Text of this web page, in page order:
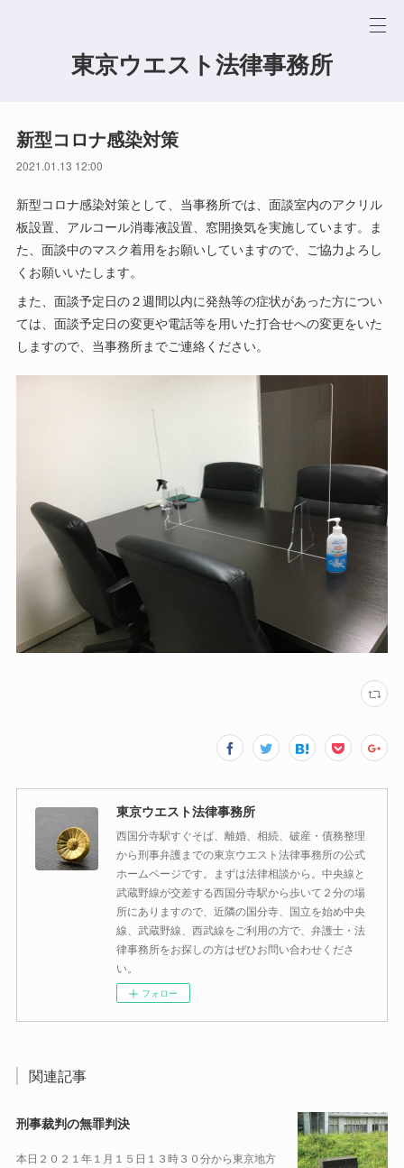
東京ウエスト法律事務所
新型コロナ感染対策
2021.01.13 12:00
新型コロナ感染対策として、当事務所では、面談室内のアクリル
板設置、アルコール消毒液設置、窓開換気を実施しています。ま
た、面談中のマスク着用をお願いしていますので、ご協力よろし
くお願いいたします。
また、面談予定日の２週間以内に発熱等の症状があった方につい
ては、面談予定日の変更や電話等を用いた打合せへの変更をいた
しますので、当事務所までご連絡ください。
東京ウエスト法律事務所
西国分寺駅すぐそば、離婚、相続、破産・債務整理
から刑事弁護までの東京ウエスト法律事務所の公式
ホームページです。まずは法律相談から。中央線と
武蔵野線が交差する西国分寺駅から歩いて２分の場
所にありますので、近隣の国分寺、国立を始め中央
線、武蔵野線、西武線をご利用の方で、弁護士・法
律事務所をお探しの方はぜひお問い合わせくださ
い。
フォロー
関連記事
刑事裁判の無罪判決
本日２０２１年１月１５日１３時３０分から東京地方